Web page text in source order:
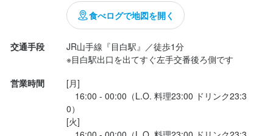
食べログで地図を開く
交通手段
JR山手線『目白駅』／徒歩1分
※目白駅出口を出てすぐ左手交番後ろ側です
営業時間
[月]
16:00 - 00:00（L.O. 料理23:00 ドリンク23:3
0）
[火]
この仕事のおすすめポイント
【髪・ピアス・ファッションタトゥー…ぜ〜んぶ自由！(一部規定
有)】
"もんじゃ酒場"は、気軽に仲間と出会える楽しい職場です！
出勤が待ち遠しくなる、働きがいのある環境。
深夜にしっかり稼ぎたい方も、空いた時間で働きたい方も大歓